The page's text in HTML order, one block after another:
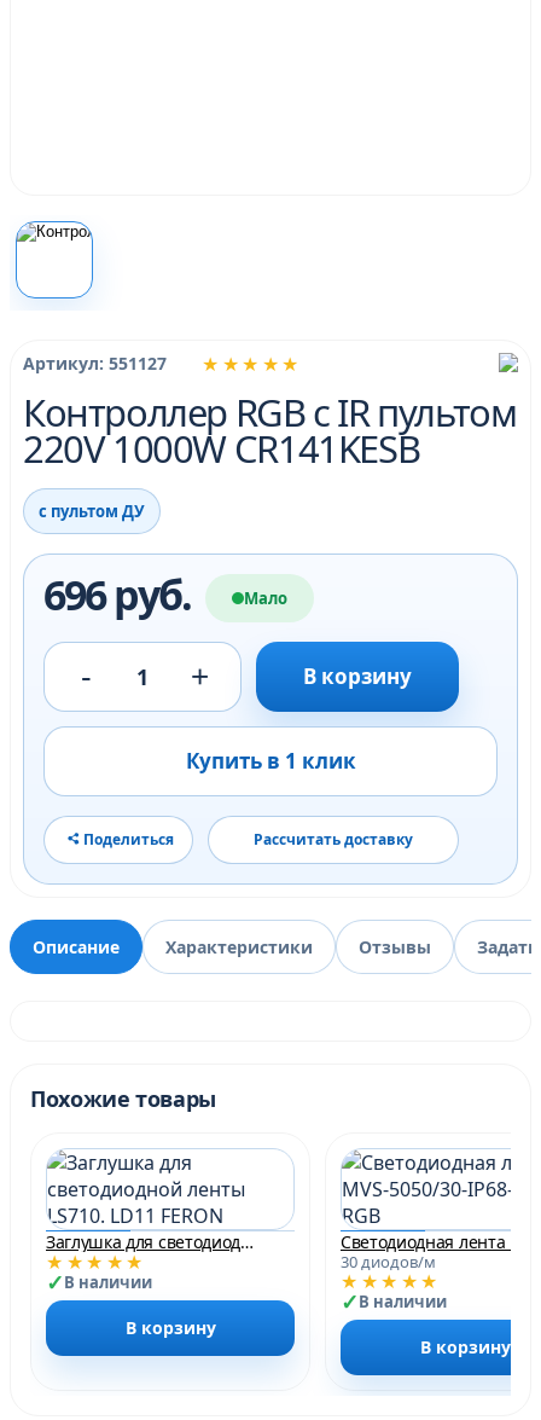
★★★★★
Артикул: 551127
Контроллер RGB с IR пультом
220V 1000W CR141KESB
с пультом ДУ
696 руб. Мало
- 1 + В корзину
Купить в 1 клик
Поделиться Рассчитать доставку
Описание Характеристики Отзывы
Похожие товары
Заглушка для светодиодной ленты LS710. LD11 FERON
★★★★★
В наличии
В корзину
30 диодов/м
★★★★★
В наличии
В корзину